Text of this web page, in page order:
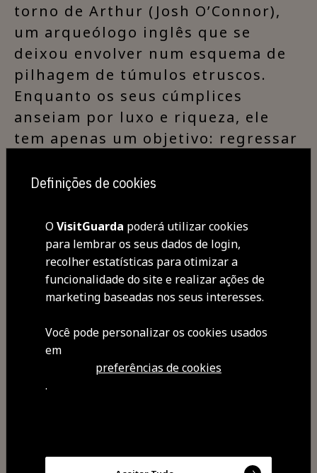
torno de Arthur (Josh O’Connor),
um arqueólogo inglês que se
deixou envolver num esquema de
pilhagem de túmulos etruscos.
Enquanto os seus cúmplices
anseiam por luxo e riqueza, ele
tem apenas um objetivo: regressar
mulher que nunca deixou de amar.
sócios | 30M
Org: CCG
+ Informação e Bilheteira
em:Teatro Municipal da Guarda
Definições de cookies
OVisitGuarda poderá utilizar cookies
para lembrar os seus dados de login,
recolher estatísticas para otimizar a
funcionalidade do site e realizar ações de
marketing baseadas nos seus interesses.
Você pode personalizar os cookies usados ​​
em
preferências de cookies
.